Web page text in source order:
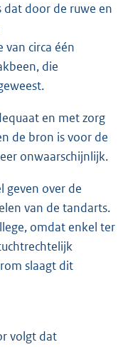
door de ruwe en
circa één
die
en met zorg
de bron is voor de
onwaarschijnlijk.
geven over de
van de tandarts.
omdat enkel ter
slaagt dit
volgt dat